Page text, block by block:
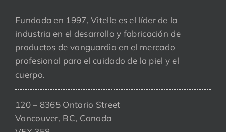
Fundada en 1997, Vitelle es el líder de la
industria en el desarrollo y fabricación de
productos de vanguardia en el mercado
profesional para el cuidado de la piel y el
cuerpo.
120 – 8365 Ontario Street
Vancouver, BC, Canada